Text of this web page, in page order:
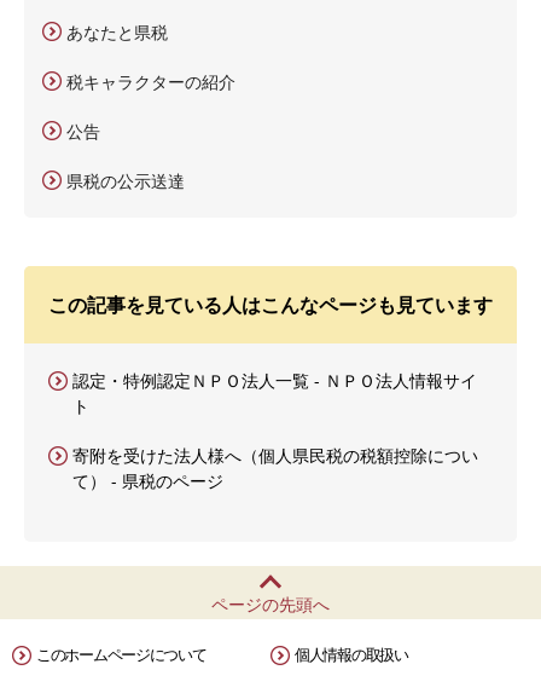
あなたと県税
税キャラクターの紹介
公告
県税の公示送達
この記事を見ている人はこんなページも見ています
認定・特例認定ＮＰＯ法人一覧 - ＮＰＯ法人情報サイ
ト
寄附を受けた法人様へ（個人県民税の税額控除につい
て） - 県税のページ
ページの先頭へ
このホームページについて 個人情報の取扱い